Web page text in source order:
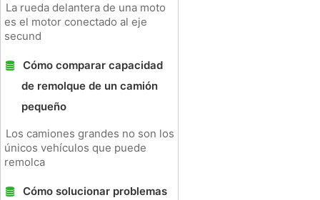
La rueda delantera de una moto
es el motor conectado al eje
secund
Cómo comparar capacidad
de remolque de un camión
pequeño
Los camiones grandes no son los
únicos vehículos que puede
remolca
Cómo solucionar problemas